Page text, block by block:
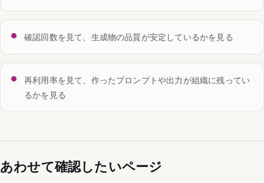
確認回数を見て、生成物の品質が安定しているかを見る
再利用率を見て、作ったプロンプトや出力が組織に残ってい
るかを見る
あわせて確認したいページ